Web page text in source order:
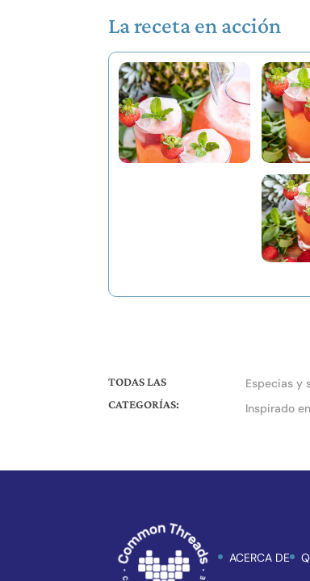
La receta en acción
TODAS LAS
CATEGORÍAS:
Especias y
Inspirado
ACERCA DE